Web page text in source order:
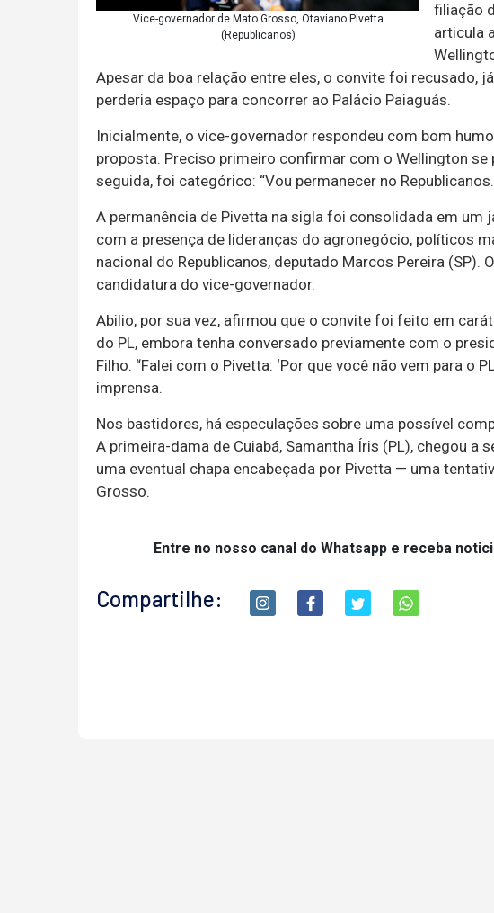
Vice-governador de Mato Grosso, Otaviano Pivetta
(Republicanos)
filiação
articula
Apesar da boa relação entre eles, o convite foi recusado,
perderia espaço para concorrer ao Palácio Paiaguás.
Inicialmente, o vice-governador respondeu com bom
proposta. Preciso primeiro confirmar com o Wellington se
seguida, foi categórico: “Vou permanecer no
A permanência de Pivetta na sigla foi consolidada em um
com a presença de lideranças do agronegócio, políticos
nacional do Republicanos, deputado Marcos Pereira (SP).
candidatura do vice-governador.
Abilio, por sua vez, afirmou que o convite foi feito em
do PL, embora tenha conversado previamente com o
Filho. “Falei com o Pivetta: ‘Por que você não vem para o
imprensa.
Nos bastidores, há especulações sobre uma possível
A primeira-dama de Cuiabá, Samantha Íris (PL), chegou a
uma eventual chapa encabeçada por Pivetta — uma
Grosso.
Entre no nosso canal do Whatsapp e receba
Compartilhe: